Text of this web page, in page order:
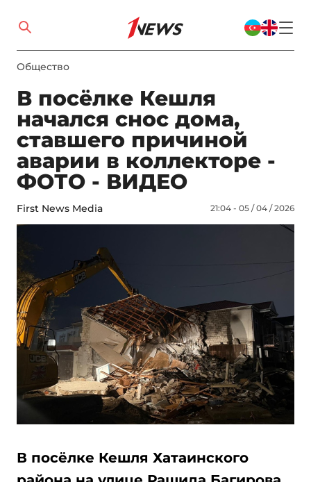
Общество
В посёлке Кешля
начался снос дома,
ставшего причиной
аварии в коллекторе -
ФОТО - ВИДЕО
First News Media 21:04 - 05 / 04 / 2026
В посёлке Кешля Хатаинского